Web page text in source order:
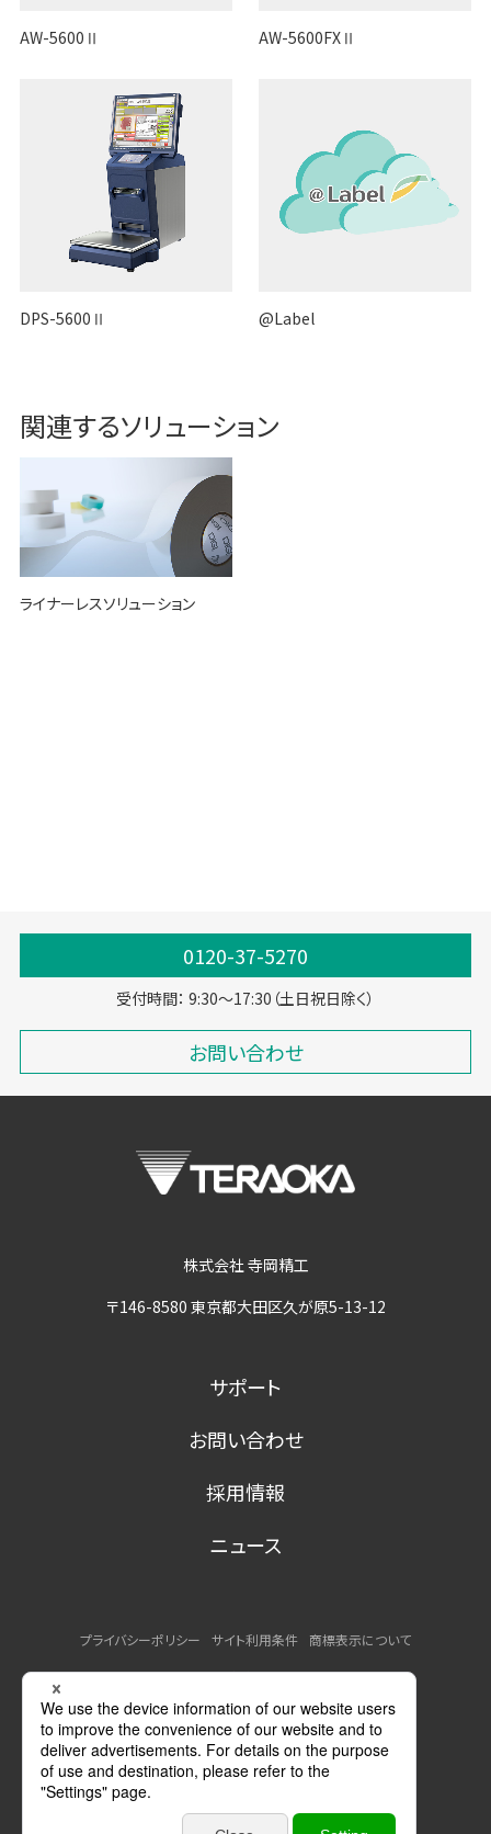
AW-5600Ⅱ AW-5600FXⅡ
DPS-5600Ⅱ @Label
関連するソリューション
ライナーレスソリューション
0120-37-5270
受付時間： 9:30～17:30（土日祝日除く）
お問い合わせ
株式会社 寺岡精工
〒146-8580 東京都大田区久が原5-13-12
サポート
お問い合わせ
採用情報
ニュース
プライバシーポリシー サイト利用条件
商標表示について
MSDSの提供について